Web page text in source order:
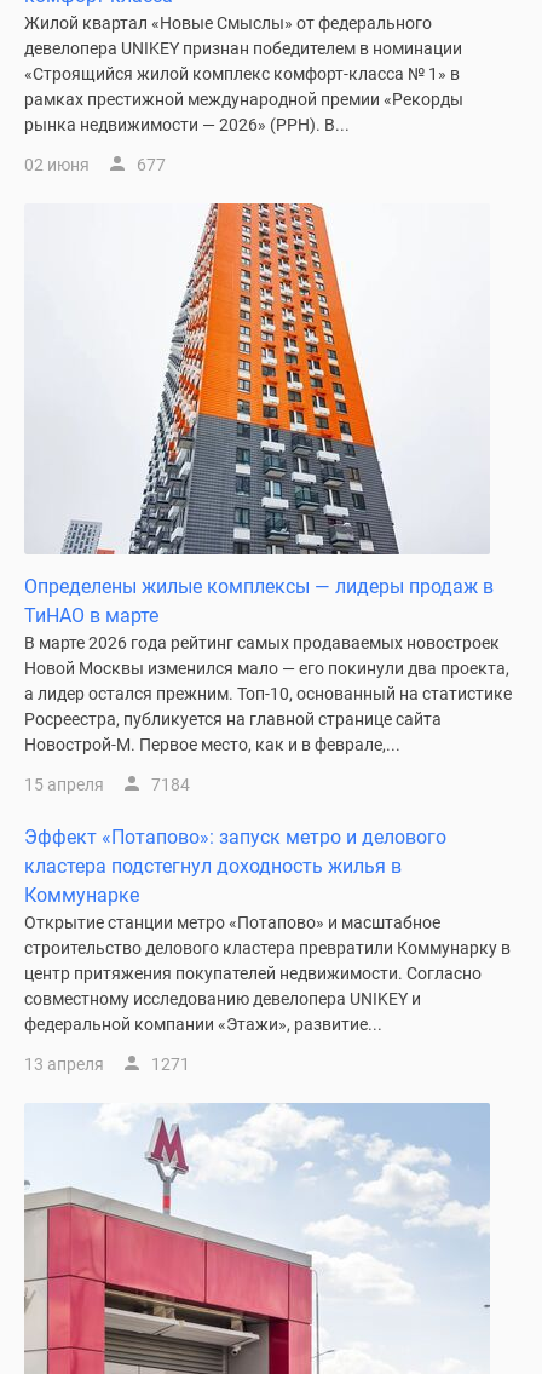
Дома
коттеджи
Коттеджные
поселки
Коттеджные
водоема
Коттеджные
поселки
ипотеку
Бизнес-
Коттеджи
Скидки
акции
Макс
Жилой квартал «Новые Смыслы» от федерального
девелопера UNIKEY признан победителем в номинации
«Строящийся жилой комплекс комфорт-класса № 1» в
рамках престижной международной премии «Рекорды
рынка недвижимости — 2026» (РРН). В...
02 июня 677
Определены жилые комплексы — лидеры продаж в
ТиНАО в марте
В марте 2026 года рейтинг самых продаваемых новостроек
Новой Москвы изменился мало — его покинули два проекта,
а лидер остался прежним. Топ-10, основанный на статистике
Росреестра, публикуется на главной странице сайта
Новострой-М. Первое место, как и в феврале,...
15 апреля 7184
Эффект «Потапово»: запуск метро и делового
кластера подстегнул доходность жилья в
Коммунарке
Открытие станции метро «Потапово» и масштабное
строительство делового кластера превратили Коммунарку в
центр притяжения покупателей недвижимости. Согласно
совместному исследованию девелопера UNIKEY и
федеральной компании «Этажи», развитие...
13 апреля 1271